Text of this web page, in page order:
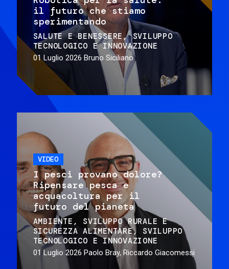
il futuro che stiamo
sperimentando
SALUTE E BENESSERE
SVILUPPO
TECNOLOGICO E INNOVAZIONE
01 Luglio 2026 Bruno Siciliano
VIDEO
I pesci provano dolore?
Ripensare pesca e
acquacoltura per il
futuro del pianeta
AMBIENTE
SVILUPPO RURALE E
SICUREZZA ALIMENTARE
SVILUPPO
TECNOLOGICO E INNOVAZIONE
01 Luglio 2026 Paolo Bray, Riccardo Giacomessi